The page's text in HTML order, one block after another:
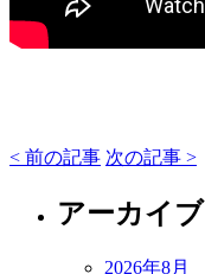
< 前の記事 次の記事 >
アーカイブ
2026年8月